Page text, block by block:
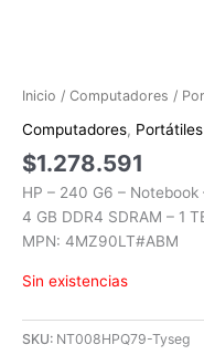
Inicio / Computadores /
Computadores, Portátiles
$1.278.591
HP – 240 G6 –
4 GB DDR4 SDRAM – 1
MPN: 4MZ90LT#ABM
Sin existencias
SKU: NT008HPQ79-Tyseg